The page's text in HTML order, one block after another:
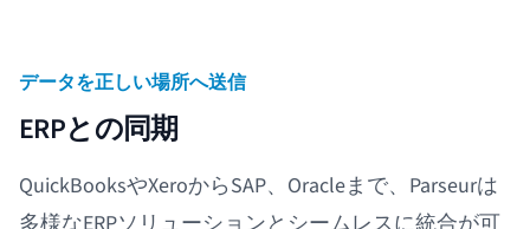
データを正しい場所へ送信
ERPとの同期
QuickBooksやXeroからSAP、Oracleまで、Parseurは